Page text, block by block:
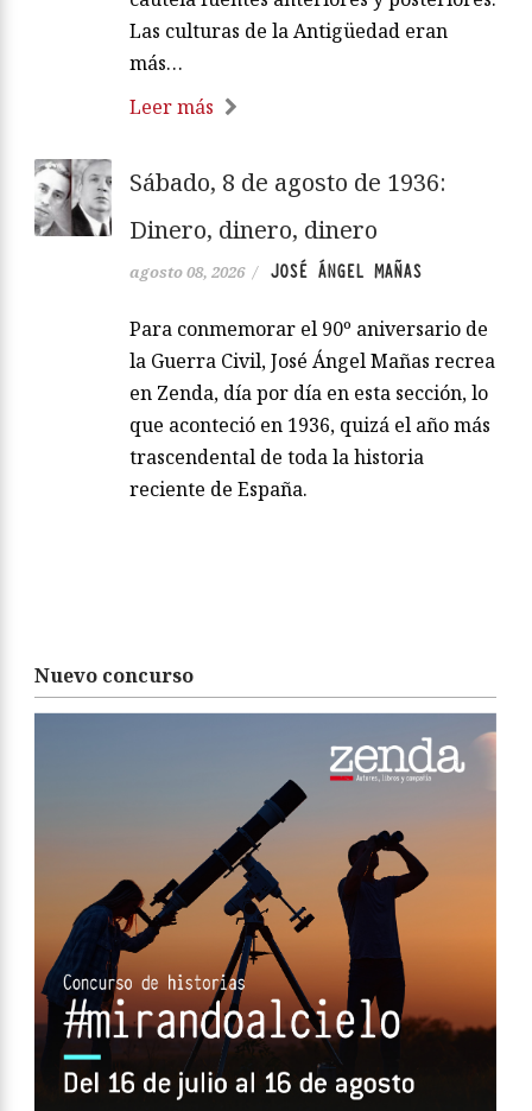
Las culturas de la Antigüedad eran
más…
Leer más
Sábado, 8 de agosto de 1936:
Dinero, dinero, dinero
agosto 08, 2026 / JOSÉ ÁNGEL MAÑAS
Para conmemorar el 90º aniversario de
la Guerra Civil, José Ángel Mañas recrea
en Zenda, día por día en esta sección, lo
que aconteció en 1936, quizá el año más
trascendental de toda la historia
reciente de España.
Nuevo concurso